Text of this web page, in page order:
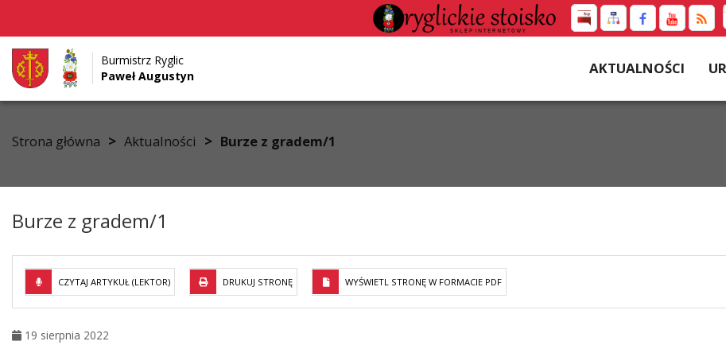
Przejdź do menu
Przejdź do głównej treści strony
Przejdź do stopki strony
Burmistrz Ryglic
Paweł Augustyn
AKTUALNOŚCI
Strona główna > Aktualności > Burze z gradem/1
Burze z gradem/1
CZYTAJ ARTYKUŁ (LEKTOR) DRUKUJ STRONĘ WYŚWIETL STRONĘ W FORMACIE PDF
19 sierpnia 2022